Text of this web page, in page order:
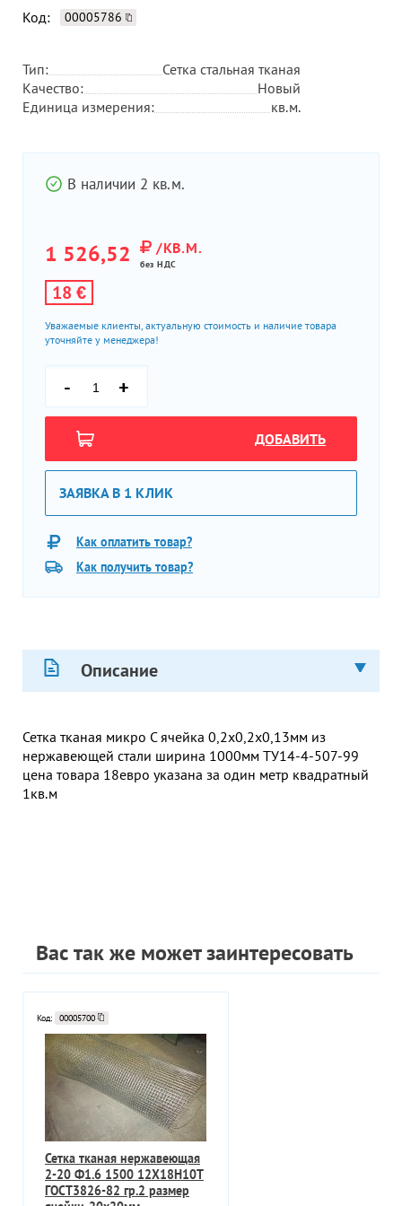
Код: 00005786
Тип:
Сетка стальная тканая
Качество:
Новый
Единица измерения:
кв.м.
В наличии 2 кв.м.
1 526,52 /КВ.М.
без НДС
18 €
Уважаемые клиенты, актуальную стоимость и наличие товара
уточняйте у менеджера!
- +
ДОБАВИТЬ
ЗАЯВКА В 1 КЛИК
Как оплатить товар?
Как получить товар?
Описание
Сетка тканая микро С ячейка 0,2х0,2х0,13мм из
нержавеющей стали ширина 1000мм ТУ14-4-507-99
цена товара 18евро указана за один метр квадратный
1кв.м
Вас так же может заинтересовать
Код: 00005700
Сетка тканая нержавеющая
2-20 Ф1.6 1500 12Х18Н10Т
ГОСТ3826-82 гр.2 размер